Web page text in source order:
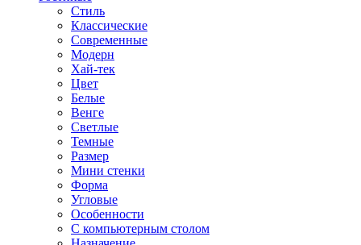
Стиль
Классические
Современные
Модерн
Хай-тек
Цвет
Белые
Венге
Светлые
Темные
Размер
Мини стенки
Форма
Угловые
Особенности
С компьютерным столом